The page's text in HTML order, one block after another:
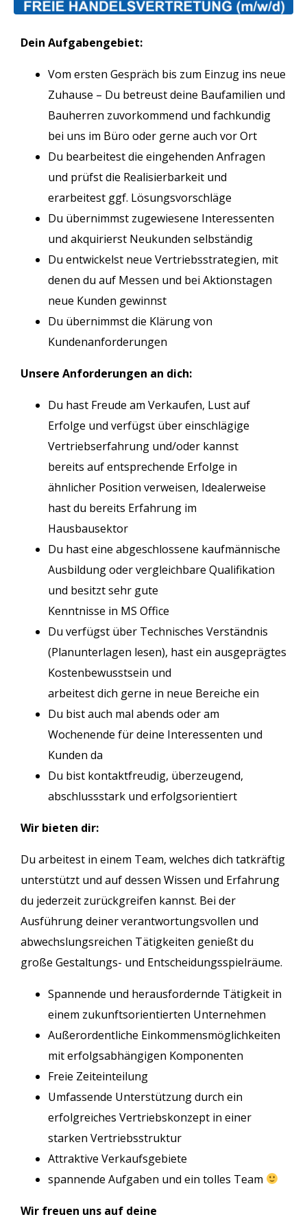
Dein Aufgabengebiet:
Vom ersten Gespräch bis zum Einzug ins neue
Zuhause – Du betreust deine Baufamilien und
Bauherren zuvorkommend und fachkundig
bei uns im Büro oder gerne auch vor Ort
Du bearbeitest die eingehenden Anfragen
und prüfst die Realisierbarkeit und
erarbeitest ggf. Lösungsvorschläge
Du übernimmst zugewiesene Interessenten
und akquirierst Neukunden selbständig
Du entwickelst neue Vertriebsstrategien, mit
denen du auf Messen und bei Aktionstagen
neue Kunden gewinnst
Du übernimmst die Klärung von
Kundenanforderungen
Unsere Anforderungen an dich:
Du hast Freude am Verkaufen, Lust auf
Erfolge und verfügst über einschlägige
Vertriebserfahrung und/oder kannst
bereits auf entsprechende Erfolge in
ähnlicher Position verweisen, Idealerweise
hast du bereits Erfahrung im
Hausbausektor
Du hast eine abgeschlossene kaufmännische
Ausbildung oder vergleichbare Qualifikation
und besitzt sehr gute
Kenntnisse in MS Office
Du verfügst über Technisches Verständnis
(Planunterlagen lesen), hast ein ausgeprägtes
Kostenbewusstsein und
arbeitest dich gerne in neue Bereiche ein
Du bist auch mal abends oder am
Wochenende für deine Interessenten und
Kunden da
Du bist kontaktfreudig, überzeugend,
abschlussstark und erfolgsorientiert
Wir bieten dir:
Du arbeitest in einem Team, welches dich tatkräftig
unterstützt und auf dessen Wissen und Erfahrung
du jederzeit zurückgreifen kannst. Bei der
Ausführung deiner verantwortungsvollen und
abwechslungsreichen Tätigkeiten genießt du
große Gestaltungs- und Entscheidungsspielräume.
Spannende und herausfordernde Tätigkeit in
einem zukunftsorientierten Unternehmen
Außerordentliche Einkommensmöglichkeiten
mit erfolgsabhängigen Komponenten
Freie Zeiteinteilung
Umfassende Unterstützung durch ein
erfolgreiches Vertriebskonzept in einer
starken Vertriebsstruktur
Attraktive Verkaufsgebiete
spannende Aufgaben und ein tolles Team
Wir freuen uns auf deine